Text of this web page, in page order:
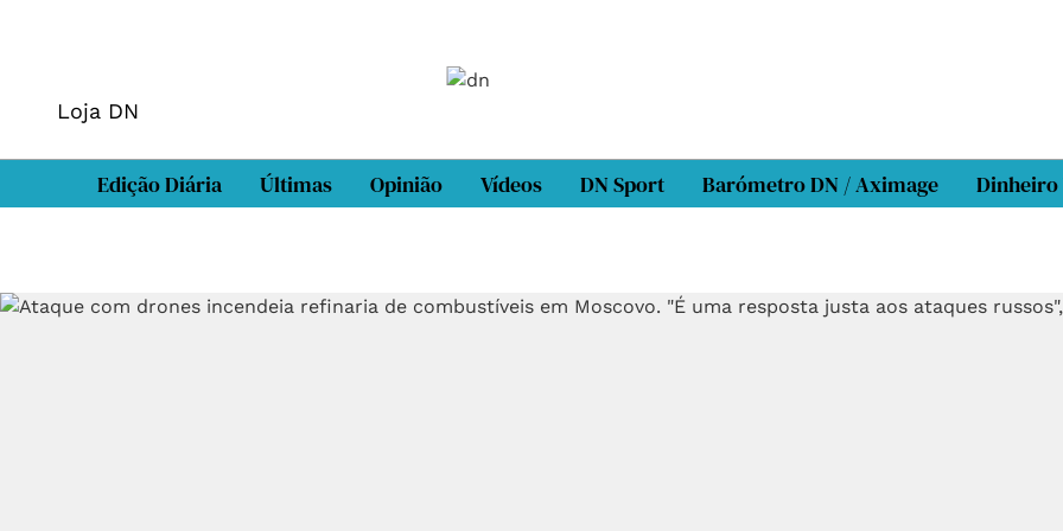
Loja DN
Edição Diária Últimas Opinião Vídeos DN Sport Barómetro DN / Aximage Dinheiro